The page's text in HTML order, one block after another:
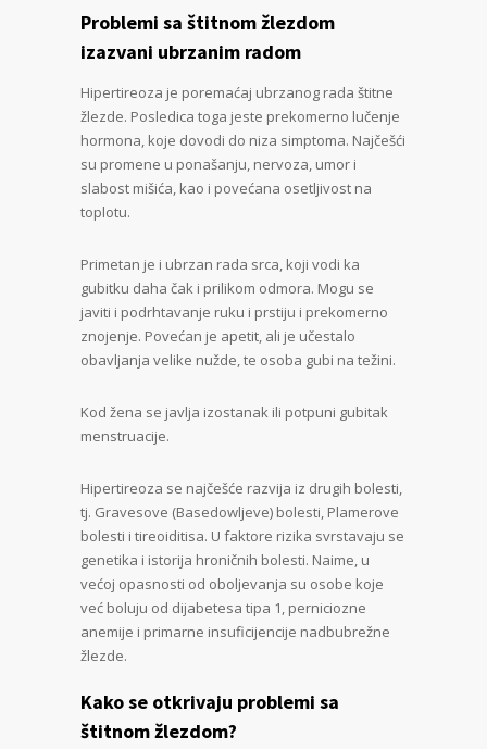
Problemi sa štitnom žlezdom
izazvani ubrzanim radom
Hipertireoza je poremaćaj ubrzanog rada štitne
žlezde. Posledica toga jeste prekomerno lučenje
hormona, koje dovodi do niza simptoma. Najčešći
su promene u ponašanju, nervoza, umor i
slabost mišića, kao i povećana osetljivost na
toplotu.
Primetan je i ubrzan rada srca, koji vodi ka
gubitku daha čak i prilikom odmora. Mogu se
javiti i podrhtavanje ruku i prstiju i prekomerno
znojenje. Povećan je apetit, ali je učestalo
obavljanja velike nužde, te osoba gubi na težini.
Kod žena se javlja izostanak ili potpuni gubitak
menstruacije.
Hipertireoza se najčešće razvija iz drugih bolesti,
tj. Gravesove (Basedowljeve) bolesti, Plamerove
bolesti i tireoiditisa. U faktore rizika svrstavaju se
genetika i istorija hroničnih bolesti. Naime, u
većoj opasnosti od oboljevanja su osobe koje
već boluju od dijabetesa tipa 1, perniciozne
anemije i primarne insuficijencije nadbubrežne
žlezde.
Kako se otkrivaju problemi sa
štitnom žlezdom?